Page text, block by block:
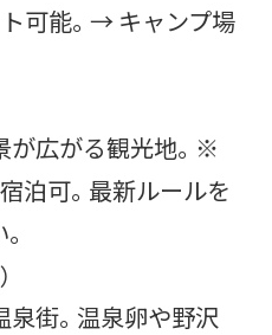
可能。→ キャンプ場
が広がる観光地。※
泊可。最新ルールを
街。温泉卵や野沢